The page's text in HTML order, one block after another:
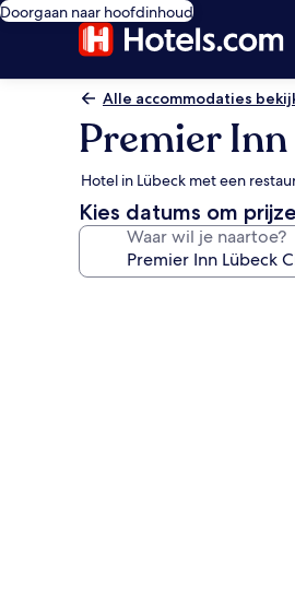
Doorgaan naar hoofdinhoud
Alle accommodaties
Premier
Hotel in Lübeck met een
Kies datums om
Waar wil je naartoe?